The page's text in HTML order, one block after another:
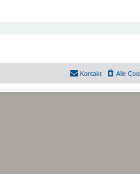
Alle
Kontakt